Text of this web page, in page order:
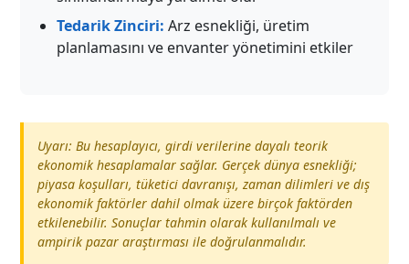
Tedarik Zinciri: Arz esnekliği, üretim
planlamasını ve envanter yönetimini etkiler
Uyarı: Bu hesaplayıcı, girdi verilerine dayalı teorik
ekonomik hesaplamalar sağlar. Gerçek dünya esnekliği;
piyasa koşulları, tüketici davranışı, zaman dilimleri ve dış
ekonomik faktörler dahil olmak üzere birçok faktörden
etkilenebilir. Sonuçlar tahmin olarak kullanılmalı ve
ampirik pazar araştırması ile doğrulanmalıdır.